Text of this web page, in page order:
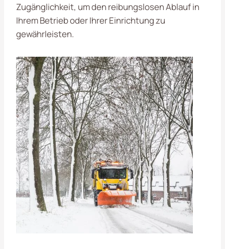
Zugänglichkeit, um den reibungslosen Ablauf in
Ihrem Betrieb oder Ihrer Einrichtung zu
gewährleisten.